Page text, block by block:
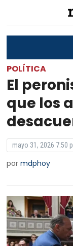
POLÍTICA
El
que los
mayo 31, 2026 7:50
pormdphoy